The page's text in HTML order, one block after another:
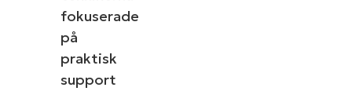
fokuserade
på
praktisk
support